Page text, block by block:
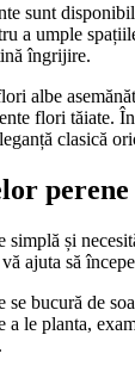
sunt
a umple
îngrijire.
albe
flori tăiate.
clasică
perene
simplă și
ajuta să
se bucură de
a le planta,